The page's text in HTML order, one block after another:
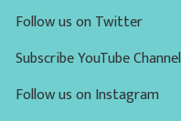
Follow us on Twitter
Subscribe YouTube Channel
Follow us on Instagram